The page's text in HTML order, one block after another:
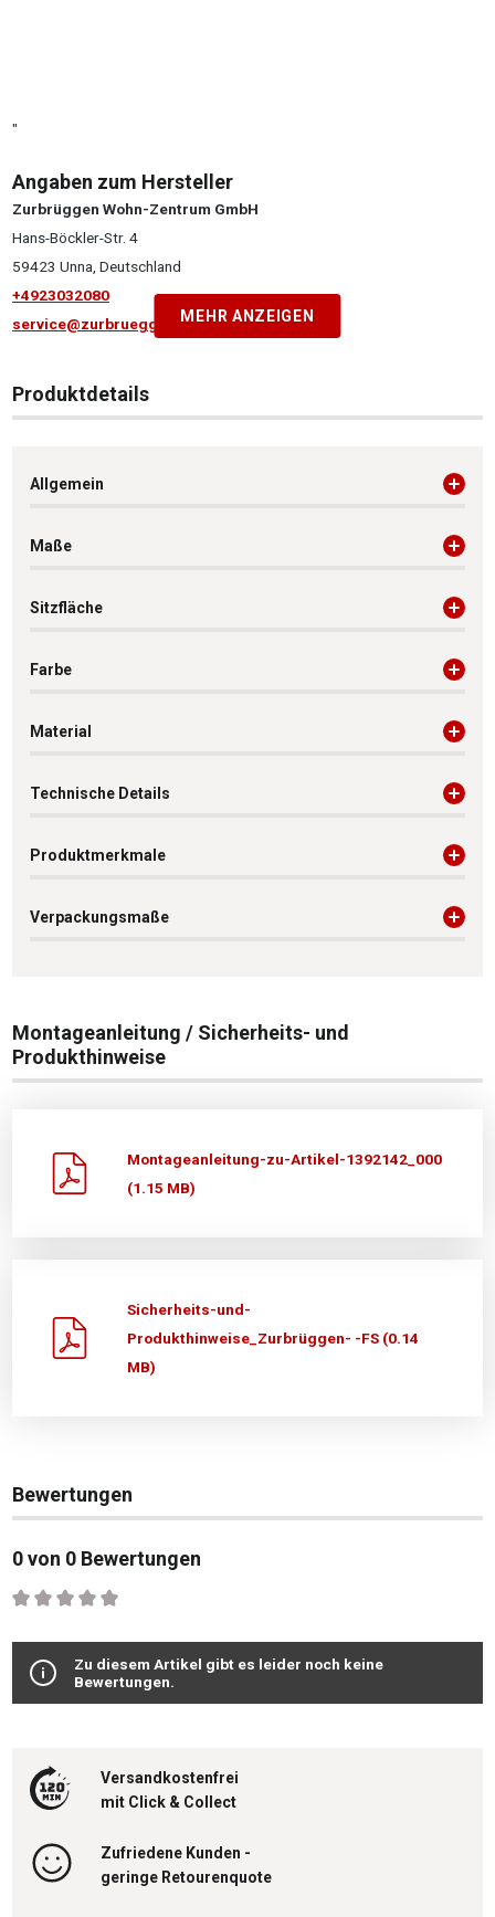
"
Angaben zum Hersteller
Zurbrüggen Wohn-Zentrum GmbH
Hans-Böckler-Str. 4
59423 Unna, Deutschland
+4923032080
service@zurbrueggen.deMEHR ANZEIGEN
Produktdetails
Allgemein
Maße
Sitzfläche
Farbe
Material
Technische Details
Produktmerkmale
Verpackungsmaße
Montageanleitung / Sicherheits- und
Produkthinweise
Montageanleitung-zu-Artikel-1392142_000
(1.15 MB)
Sicherheits-und-
Produkthinweise_Zurbrüggen- -FS (0.14
MB)
Bewertungen
0 von 0 Bewertungen
Durchschnittliche Bewertung von 0 von 5 Sternen
Zu diesem Artikel gibt es leider noch keine
Bewertungen.
Versandkostenfrei
mit Click & Collect
Zufriedene Kunden -
geringe Retourenquote